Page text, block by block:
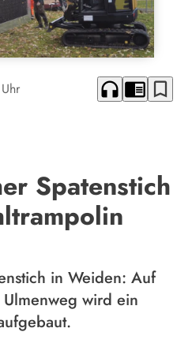
headphones chrome_reader_mode bookmark_border
Spatenstich
in Weiden: Auf
wird ein